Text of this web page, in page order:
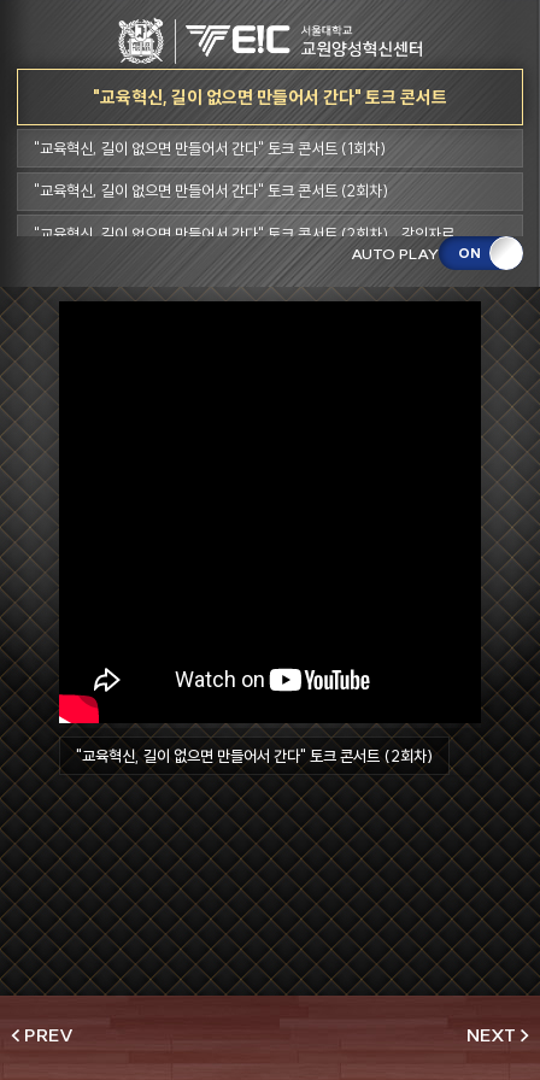
"교육혁신, 길이 없으면 만들어서 간다" 토크 콘서트
"교육혁신, 길이 없으면 만들어서 간다" 토크 콘서트 (1회차)
"교육혁신, 길이 없으면 만들어서 간다" 토크 콘서트 (2회차)
"교육혁신, 길이 없으면 만들어서 간다" 토크 콘서트 (2회차) _강의자료
AUTO PLAY
"교육혁신, 길이 없으면 만들어서 간다" 토크 콘서트 (2회차)